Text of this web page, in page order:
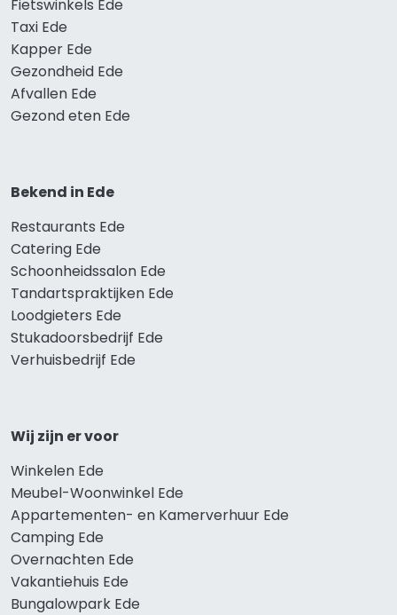
Fietswinkels Ede
Taxi Ede
Kapper Ede
Gezondheid Ede
Afvallen Ede
Gezond eten Ede
Bekend in Ede
Restaurants Ede
Catering Ede
Schoonheidssalon Ede
Tandartspraktijken Ede
Loodgieters Ede
Stukadoorsbedrijf Ede
Verhuisbedrijf Ede
Wij zijn er voor
Winkelen Ede
Meubel-Woonwinkel Ede
Appartementen- en Kamerverhuur Ede
Camping Ede
Overnachten Ede
Vakantiehuis Ede
Bungalowpark Ede